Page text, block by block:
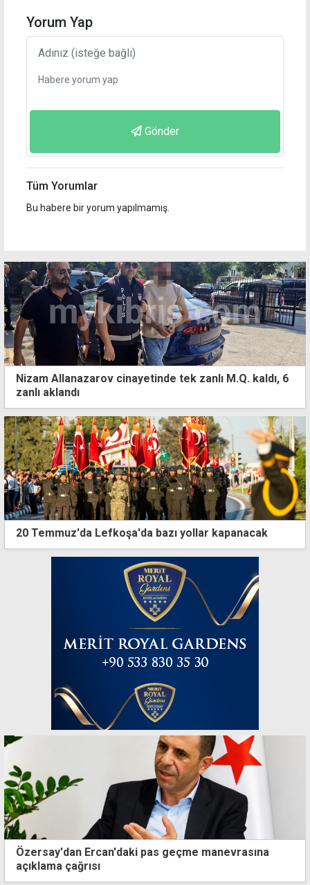
Yorum Yap
Gönder
Tüm Yorumlar
Bu habere bir yorum yapılmamış.
Nizam Allanazarov cinayetinde tek zanlı M.Q. kaldı, 6
zanlı aklandı
20 Temmuz'da Lefkoşa'da bazı yollar kapanacak
Özersay'dan Ercan'daki pas geçme manevrasına
açıklama çağrısı